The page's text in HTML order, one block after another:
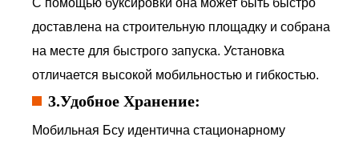
С помощью буксировки она может быть быстро
доставлена на строительную площадку и собрана
на месте для быстрого запуска. Установка
отличается высокой мобильностью и гибкостью.
3.Удобное Хранение:
Мобильная Бсу идентична стационарному